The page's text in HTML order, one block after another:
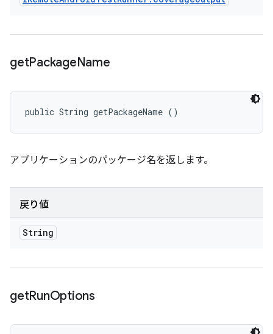
getPackageName
public String getPackageName ()
アプリケーションのパッケージ名を返します。
戻り値
String
getRunOptions